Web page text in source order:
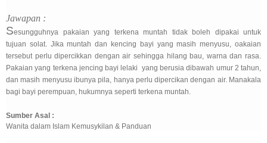
Jawapan :
Sesungguhnya pakaian yang terkena muntah tidak boleh dipakai untuk
tujuan solat. Jika muntah dan kencing bayi yang masih menyusu, oakaian
tersebut perlu dipercikkan dengan air sehingga hilang bau, warna dan rasa.
Pakaian yang terkena jencing bayi lelaki yang berusia dibawah umur 2 tahun,
dan masih menyusu ibunya pila, hanya perlu dipercikan dengan air. Manakala
bagi bayi perempuan, hukumnya seperti terkena muntah.
Sumber Asal :
Wanita dalam Islam Kemusykilan & Panduan